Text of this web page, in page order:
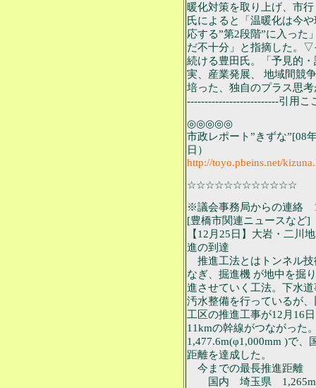
暖化対策を取り上げ、市
氏によると「温暖化は今
応する”第2段階”に入った
だ不十分」と指摘した。
続ける豊田氏。「予見的
実、産業発展、 地域間競
培った、独自のプラス思
--------------------------引用こ
◎◎◎◎◎
市政レポート”きずな”[08
日）
http://toyo.pbeins.net/
☆☆☆☆☆☆☆☆☆☆☆☆
※議会事務局からの連絡
[豊橋市関連ニュースなど]
【12月25日】大岩・二川
進の到達
推進工法とはトンネル技
なぎ、掘進機 が地中を掘
進させていく工法。下水
汚水整備を行っているが
工区の推進工事が12月16
11kmの幹線がつながった
1,477.6m(φ1,000mm )で、
距離を達成した。
今までの最長推進距離
国内 埼玉県 1,265m